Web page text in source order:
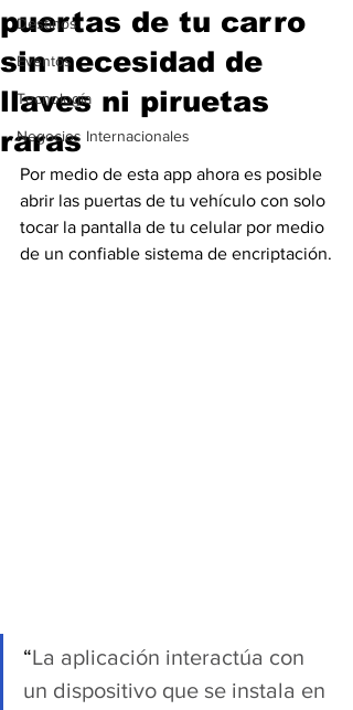
Destinos
Eventos
Tecnología
Negocios Internacionales
puertas de tu carro
sin necesidad de
llaves ni piruetas
raras
Por medio de esta app ahora es posible
abrir las puertas de tu vehículo con solo
tocar la pantalla de tu celular por medio
de un confiable sistema de encriptación.
“La aplicación interactúa con
un dispositivo que se instala en